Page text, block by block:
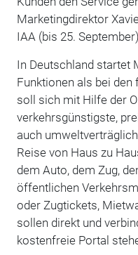
Marketingdirektor
IAA (bis 25.
In Deutschland startet
Funktionen als bei
soll sich mit Hilfe der
verkehrsgünstigste,
auch
Reise von Haus zu
dem Auto, dem Zug,
öffentlichen
oder Zugtickets,
sollen direkt und
kostenfreie Portal